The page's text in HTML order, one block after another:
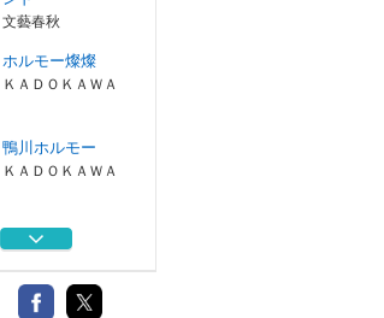
文藝春秋
ホルモー燦燦
ＫＡＤＯＫＡＷＡ
鴨川ホルモー
ＫＡＤＯＫＡＷＡ
ザ・エッセイ万博